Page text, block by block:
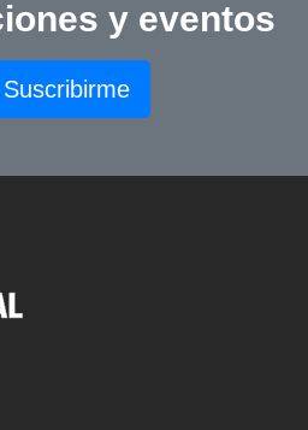
y eventos
Suscribirme